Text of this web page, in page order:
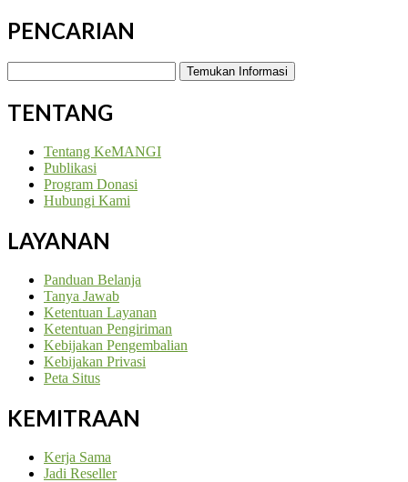
PENCARIAN
Informasi:
TENTANG
Tentang KeMANGI
Publikasi
Program Donasi
Hubungi Kami
LAYANAN
Panduan Belanja
Tanya Jawab
Ketentuan Layanan
Ketentuan Pengiriman
Kebijakan Pengembalian
Kebijakan Privasi
Peta Situs
KEMITRAAN
Kerja Sama
Jadi Reseller